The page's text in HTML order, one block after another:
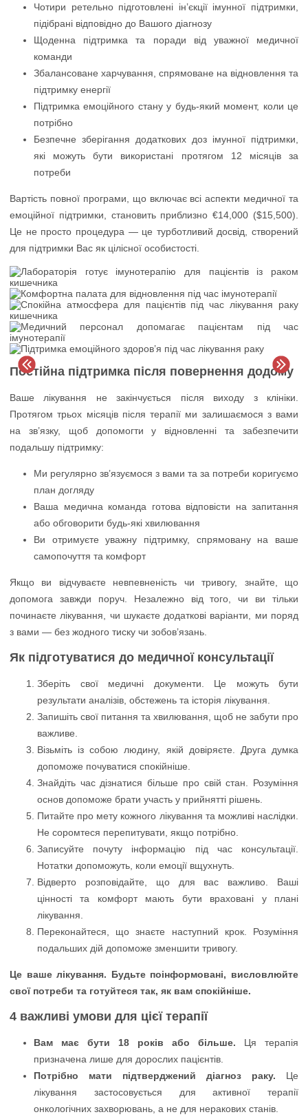
Чотири ретельно підготовлені ін’єкції імунної підтримки,
підібрані відповідно до Вашого діагнозу
Щоденна підтримка та поради від уважної медичної
команди
Збалансоване харчування, спрямоване на відновлення та
підтримку енергії
Підтримка емоційного стану у будь-який момент, коли це
потрібно
Безпечне зберігання додаткових доз імунної підтримки,
які можуть бути використані протягом 12 місяців за
потреби
Вартість повної програми, що включає всі аспекти медичної та
емоційної підтримки, становить приблизно €14,000 ($15,500).
Це не просто процедура — це турботливий досвід, створений
для підтримки Вас як цілісної особистості.
Постійна підтримка після повернення додому
Ваше лікування не закінчується після виходу з клініки.
Протягом трьох місяців після терапії ми залишаємося з вами
на зв’язку, щоб допомогти у відновленні та забезпечити
подальшу підтримку:
Ми регулярно зв’язуємося з вами та за потреби коригуємо
план догляду
Ваша медична команда готова відповісти на запитання
або обговорити будь-які хвилювання
Ви отримуєте уважну підтримку, спрямовану на ваше
самопочуття та комфорт
Якщо ви відчуваєте невпевненість чи тривогу, знайте, що
допомога завжди поруч. Незалежно від того, чи ви тільки
починаєте лікування, чи шукаєте додаткові варіанти, ми поряд
з вами — без жодного тиску чи зобов’язань.
Як підготуватися до медичної консультації
Зберіть свої медичні документи. Це можуть бути
результати аналізів, обстежень та історія лікування.
Запишіть свої питання та хвилювання, щоб не забути про
важливе.
Візьміть із собою людину, якій довіряєте. Друга думка
допоможе почуватися спокійніше.
Знайдіть час дізнатися більше про свій стан. Розуміння
основ допоможе брати участь у прийнятті рішень.
Питайте про мету кожного лікування та можливі наслідки.
Не соромтеся перепитувати, якщо потрібно.
Записуйте почуту інформацію під час консультації.
Нотатки допоможуть, коли емоції вщухнуть.
Відверто розповідайте, що для вас важливо. Ваші
цінності та комфорт мають бути враховані у плані
лікування.
Переконайтеся, що знаєте наступний крок. Розуміння
подальших дій допоможе зменшити тривогу.
Це ваше лікування. Будьте поінформовані, висловлюйте
свої потреби та готуйтеся так, як вам спокійніше.
4 важливі умови для цієї терапії
Вам має бути 18 років або більше. Ця терапія
призначена лише для дорослих пацієнтів.
Потрібно мати підтверджений діагноз раку. Це
лікування застосовується для активної терапії
онкологічних захворювань, а не для неракових станів.